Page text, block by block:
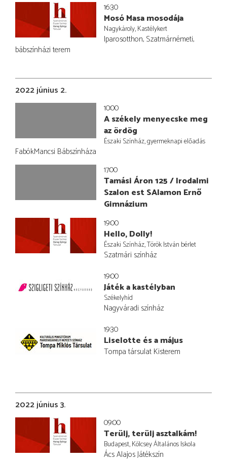
16:30
Mosó Masa mosodája
Nagykároly, Kastélykert
Iparosotthon, Szatmárnémeti,
bábszínházi terem
2022 június 2.
10:00
A székely menyecske meg
az ördög
Északi Színház, gyermeknapi előadás
FabókMancsi Bábszínháza
17:00
Tamási Áron 125 / Irodalmi
Szalon est SAlamon Ernő
Gimnázium
19:00
Hello, Dolly!
Északi Színház, Török István bérlet
Szatmári színház
19:00
Játék a kastélyban
Székelyhíd
Nagyváradi színház
19:30
Liselotte és a május
Tompa társulat Kisterem
2022 június 3.
09:00
Terülj, terülj asztalkám!
Budapest, Kölcsey Általános Iskola
Ács Alajos Játékszín